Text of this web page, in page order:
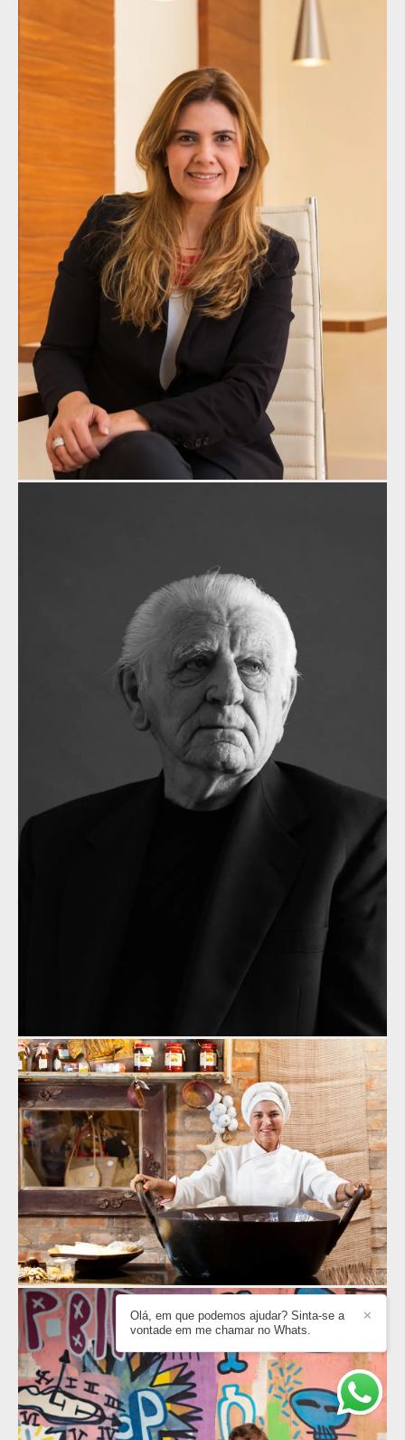
✕
Olá, em que podemos ajudar? Sinta-se a
vontade em me chamar no Whats.